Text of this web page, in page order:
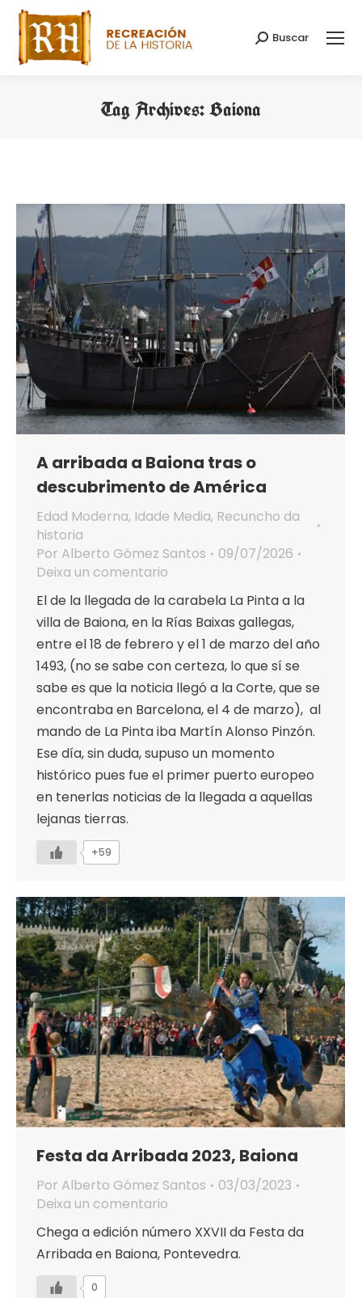
Search:
Buscar
Tag Archives:Baiona
A arribada a Baiona tras o
descubrimento de América
Edad Moderna, Idade Media, Recuncho da
historia
Por Alberto Gómez Santos
09/07/2026
Deixa un comentario
El de la llegada de la carabela La Pinta a la
villa de Baiona, en la Rías Baixas gallegas,
entre el 18 de febrero y el 1 de marzo del año
1493, (no se sabe con certeza, lo que sí se
sabe es que la noticia llegó a la Corte, que se
encontraba en Barcelona, el 4 de marzo), al
mando de La Pinta iba Martín Alonso Pinzón.
Ese día, sin duda, supuso un momento
histórico pues fue el primer puerto europeo
en tenerlas noticias de la llegada a aquellas
lejanas tierras.
+59
Festa da Arribada 2023, Baiona
Por Alberto Gómez Santos
03/03/2023
Deixa un comentario
Chega a edición número XXVII da Festa da
Arribada en Baiona, Pontevedra.
0